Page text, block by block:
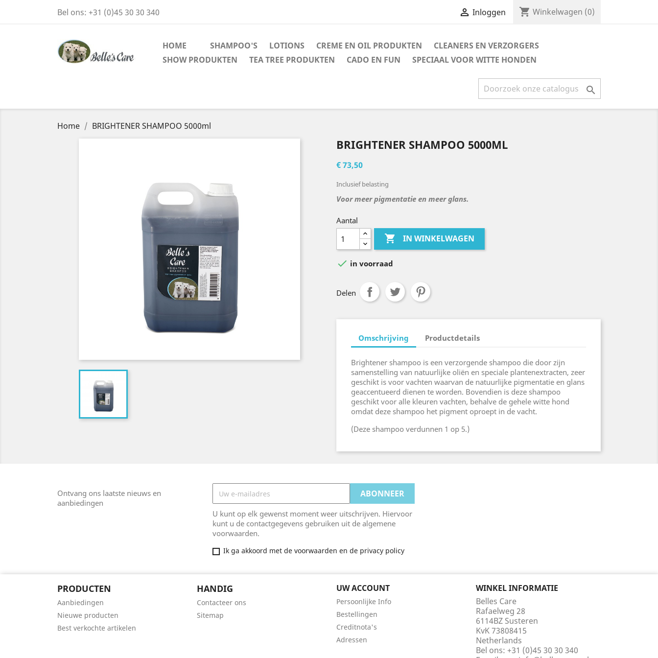
Bel ons: +31 (0)45 30 30 340  Inloggen shopping_cart Winkelwagen (0)
HOME SHAMPOO'S LOTIONS CREME EN OIL PRODUKTEN
CLEANERS EN VERZORGERS
SHOW PRODUKTEN
TEA TREE PRODUKTEN CADO EN FUN SPECIAAL VOOR WITTE HONDEN

Home BRIGHTENER SHAMPOO 5000ml
BRIGHTENER SHAMPOO 5000ML
€ 73,50
Inclusief belasting
Voor meer pigmentatie en meer glans.
Aantal
 IN WINKELWAGEN
 in voorraad
Delen
Omschrijving Productdetails
Brightener shampoo is een verzorgende shampoo die door zijn
samenstelling van natuurlijke oliën en speciale plantenextracten, zeer
geschikt is voor vachten waarvan de natuurlijke pigmentatie en glans
geaccentueerd dienen te worden. Bovendien is deze shampoo
geschikt voor alle kleuren vachten, behalve de gehele witte hond
omdat deze shampoo het pigment oproept in de vacht.
(Deze shampoo verdunnen 1 op 5.)
Ontvang ons laatste nieuws en
aanbiedingen
U kunt op elk gewenst moment weer uitschrijven. Hiervoor
kunt u de contactgegevens gebruiken uit de algemene
voorwaarden.
Ik ga akkoord met de voorwaarden en de privacy policy
PRODUCTEN
Aanbiedingen
Nieuwe producten
Best verkochte artikelen
HANDIG
Contacteer ons
Sitemap
UW ACCOUNT
Persoonlijke Info
Bestellingen
Creditnota's
Adressen
WINKEL INFORMATIE
Belles Care
Rafaelweg 28
6114BZ Susteren
KvK 73808415
Netherlands
Bel ons: +31 (0)45 30 30 340